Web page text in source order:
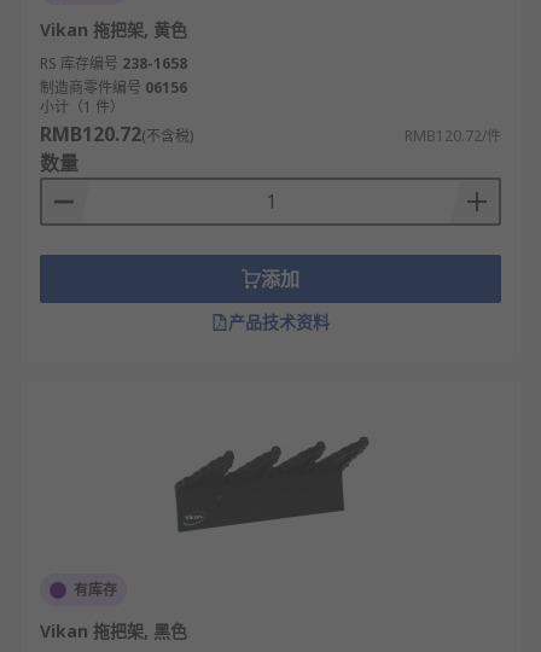
Vikan 拖把架, 黄色
RS 库存编号 238-1658
制造商零件编号 06156
小计（1 件）
RMB120.72(不含税) RMB120.72/件
数量
添加
产品技术资料
有库存
Vikan 拖把架, 黑色